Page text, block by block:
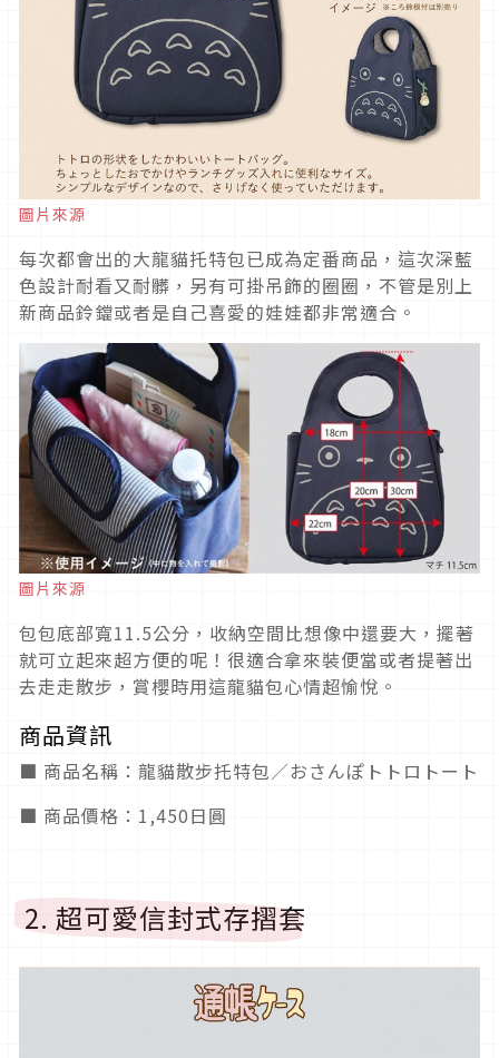
圖片來源
每次都會出的大龍貓托特包已成為定番商品，這次深藍
色設計耐看又耐髒，另有可掛吊飾的圈圈，不管是別上
新商品鈴鐺或者是自己喜愛的娃娃都非常適合。
圖片來源
包包底部寬11.5公分，收納空間比想像中還要大，擺著
就可立起來超方便的呢！很適合拿來裝便當或者提著出
去走走散步，賞櫻時用這龍貓包心情超愉悅。
商品資訊
■ 商品名稱：龍貓散步托特包／おさんぽトトロトート
■ 商品價格：1,450日圓
2. 超可愛信封式存摺套